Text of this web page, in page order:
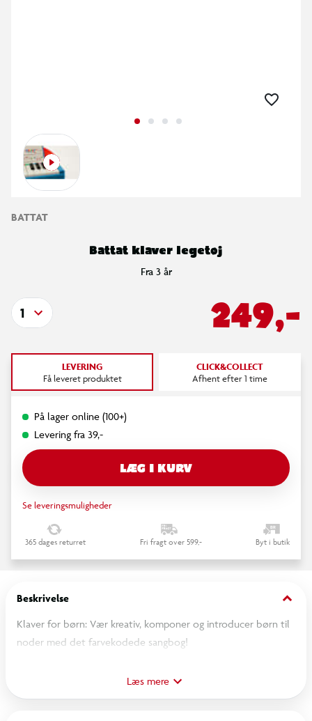
BATTAT
Battat klaver legetøj
Fra 3 år
249,-
1
LEVERING
Få leveret produktet
CLICK&COLLECT
Afhent efter 1 time
På lager online (100+)
Levering fra 39,-
LÆG I KURV
Se leveringsmuligheder
365 dages returret Fri fragt over 599,- Byt i butik
Beskrivelse keyboard_arrow_down
Klaver for børn: Vær kreativ, komponer og introducer børn til
noder med det farvekodede sangbog!
Så let som A-B-C: Hver klavertast er mærket, og noderne er
Læs mere